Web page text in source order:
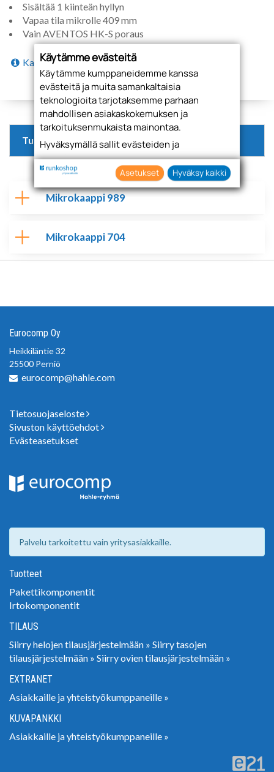
Sisältää 1 kiinteän hyllyn
Vapaa tila mikrolle 409 mm
Vain AVENTOS HK-S poraus
Katso lisätiedot
Tuotteet
Mikrokaappi 989
Mikrokaappi 704
Eurocomp Oy
Heikkiläntie 32
25500 Perniö
eurocomp@hahle.com
Tietosuojaseloste
Sivuston käyttöehdot
Evästeasetukset
Palvelu tarkoitettu vain yritysasiakkaille.
Tuotteet
Pakettikomponentit
Irtokomponentit
TILAUS
Siirry helojen tilausjärjestelmään » Siirry tasojen
tilausjärjestelmään » Siirry ovien tilausjärjestelmään »
EXTRANET
Asiakkaille ja yhteistyökumppaneille »
KUVAPANKKI
Asiakkaille ja yhteistyökumppaneille »
Käytämme evästeitä
Käytämme kumppaneidemme kanssa
evästeitä ja muita samankaltaisia
teknologioita tarjotaksemme parhaan
mahdollisen asiakaskokemuksen ja
tarkoituksenmukaista mainontaa.
Hyväksymällä sallit evästeiden ja
teknologioiden käytön tietojesi keräämiseen
sekä käyttämiseen. Voit myös antaa
suostumuksesi valikoiden klikkaamalla
“Asetukset” painiketta.
Asetukset Hyväksy kaikki